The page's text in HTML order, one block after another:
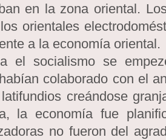
en la zona oriental.
orientales
a la economía oriental.
el socialismo se
colaborado con el
creándose
la economía fue
no fueron del